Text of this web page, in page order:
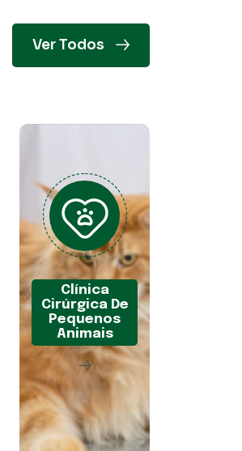
Ver Todos
Clínica
Cirúrgica De
Pequenos
Animais